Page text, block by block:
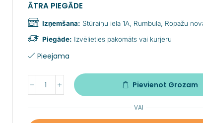
ĀTRA PIEGĀDE
Izņemšana: Stūraiņu iela 1A, Rumbula, Ropažu
Piegāde: Izvēlieties pakomāts vai kurjeru
Pieejama
Pievienot Grozam
VAI